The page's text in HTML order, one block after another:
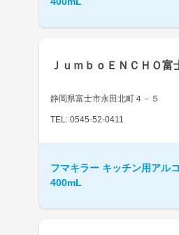
ＪｕｍｂｏＥＮＣＨＯ富
静岡県富士市永田北町４－５
TEL: 0545-52-0411
フマキラー キッチン用アル
400mL